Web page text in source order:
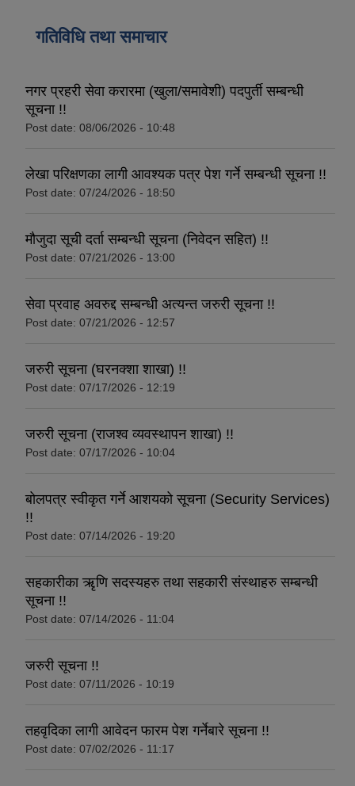
गतिविधि तथा समाचार
नगर प्रहरी सेवा करारमा (खुला/समावेशी) पदपुर्ती सम्बन्धी
सूचना !!
Post date: 08/06/2026 - 10:48
लेखा परिक्षणका लागी आवश्यक पत्र पेश गर्ने सम्बन्धी सूचना !!
Post date: 07/24/2026 - 18:50
मौजुदा सूची दर्ता सम्बन्धी सूचना (निवेदन सहित) !!
Post date: 07/21/2026 - 13:00
सेवा प्रवाह अवरुद्द सम्बन्धी अत्यन्त जरुरी सूचना !!
Post date: 07/21/2026 - 12:57
जरुरी सूचना (घरनक्शा शाखा) !!
Post date: 07/17/2026 - 12:19
जरुरी सूचना (राजश्व व्यवस्थापन शाखा) !!
Post date: 07/17/2026 - 10:04
बोलपत्र स्वीकृत गर्ने आशयको सूचना (Security Services)
!!
Post date: 07/14/2026 - 19:20
सहकारीका ऋृणि सदस्यहरु तथा सहकारी संस्थाहरु सम्बन्धी
सूचना !!
Post date: 07/14/2026 - 11:04
जरुरी सूचना !!
Post date: 07/11/2026 - 10:19
तहवृदिका लागी आवेदन फारम पेश गर्नेबारे सूचना !!
Post date: 07/02/2026 - 11:17